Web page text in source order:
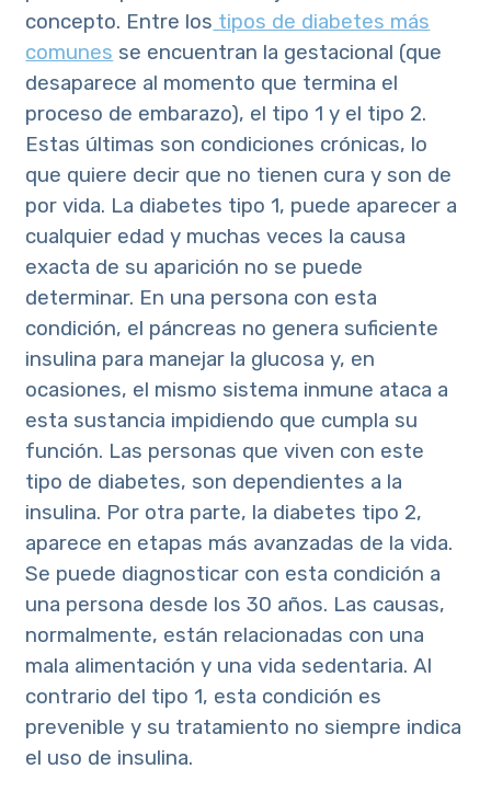
concepto. Entre los tipos de diabetes más
comunes se encuentran la gestacional (que
desaparece al momento que termina el
proceso de embarazo), el tipo 1 y el tipo 2.
Estas últimas son condiciones crónicas, lo
que quiere decir que no tienen cura y son de
por vida. La diabetes tipo 1, puede aparecer a
cualquier edad y muchas veces la causa
exacta de su aparición no se puede
determinar. En una persona con esta
condición, el páncreas no genera suficiente
insulina para manejar la glucosa y, en
ocasiones, el mismo sistema inmune ataca a
esta sustancia impidiendo que cumpla su
función. Las personas que viven con este
tipo de diabetes, son dependientes a la
insulina. Por otra parte, la diabetes tipo 2,
aparece en etapas más avanzadas de la vida.
Se puede diagnosticar con esta condición a
una persona desde los 30 años. Las causas,
normalmente, están relacionadas con una
mala alimentación y una vida sedentaria. Al
contrario del tipo 1, esta condición es
prevenible y su tratamiento no siempre indica
el uso de insulina.